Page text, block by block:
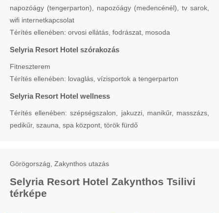
napozóágy (tengerparton), napozóágy (medencénél), tv sarok,
wifi internetkapcsolat
Térítés ellenében: orvosi ellátás, fodrászat, mosoda
Selyria Resort Hotel szórakozás
Fitneszterem
Térítés ellenében: lovaglás, vízisportok a tengerparton
Selyria Resort Hotel wellness
Térítés ellenében: szépségszalon, jakuzzi, manikűr, masszázs,
pedikűr, szauna, spa központ, török fürdő
Görögország, Zakynthos utazás
Selyria Resort Hotel Zakynthos Tsilivi
térképe